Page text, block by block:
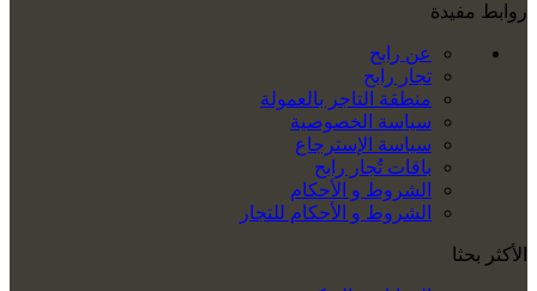
روابط مفيدة
عن رابح
تجار رابح
منطقة التاجر بالعمولة
سياسة الخصوصية
سياسة الإسترجاع
باقات تُجار رابح
الشروط و الأحكام
الشروط و الأحكام للتجار
الأكثر بحثا